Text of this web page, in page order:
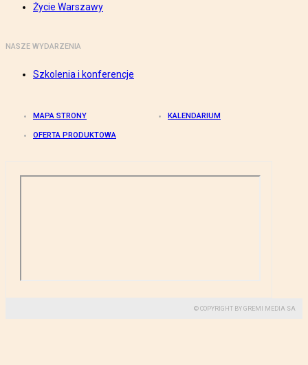
Życie Warszawy
NASZE WYDARZENIA
Szkolenia i konferencje
MAPA STRONY KALENDARIUM
OFERTA PRODUKTOWA
© COPYRIGHT BY GREMI MEDIA SA